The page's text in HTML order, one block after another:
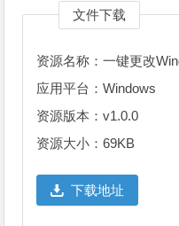
文件下载
资源名称：一键更改
应用平台：Windows
资源版本：v1.0.0
资源大小：69KB
下载地址